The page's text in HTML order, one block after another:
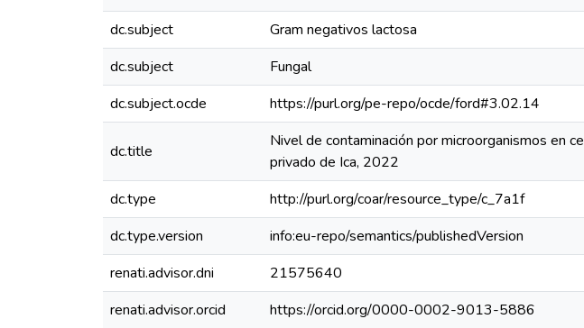
dc.subject
Gram negativos lactosa
dc.subject
Fungal
dc.subject.ocde
https://purl.org/pe-repo/ocde/ford#3.02.14
dc.title
Nivel de contaminación por microorganismos en
privado de Ica, 2022
dc.type
http://purl.org/coar/resource_type/c_7a1f
dc.type.version
info:eu-repo/semantics/publishedVersion
renati.advisor.dni
21575640
renati.advisor.orcid
https://orcid.org/0000-0002-9013-5886